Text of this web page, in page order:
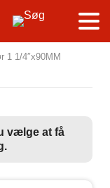
1 1/4″x90MM
vælge at få